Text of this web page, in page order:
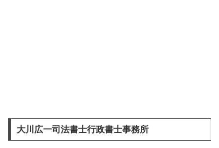
大川広一司法書士行政書士事務所